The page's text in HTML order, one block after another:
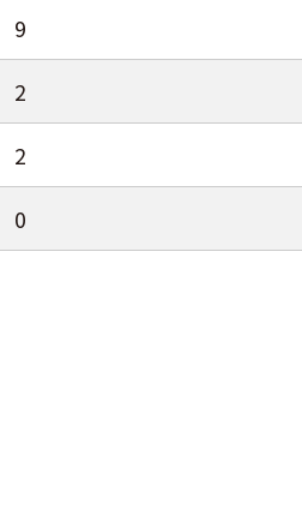
9
2
2
0